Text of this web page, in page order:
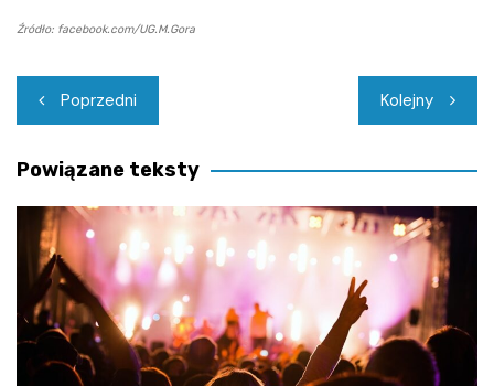
Źródło: facebook.com/UG.M.Gora
Nawigacja
wpisu
Poprzedni Kolejny
Powiązane teksty